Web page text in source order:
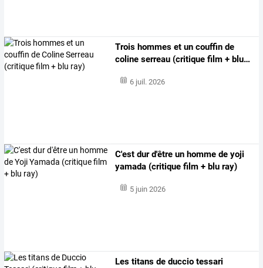
Trois hommes et un couffin de
coline serreau (critique film + blu…
6 juil. 2026
C'est dur d'être un homme de yoji
yamada (critique film + blu ray)
5 juin 2026
Les titans de duccio tessari